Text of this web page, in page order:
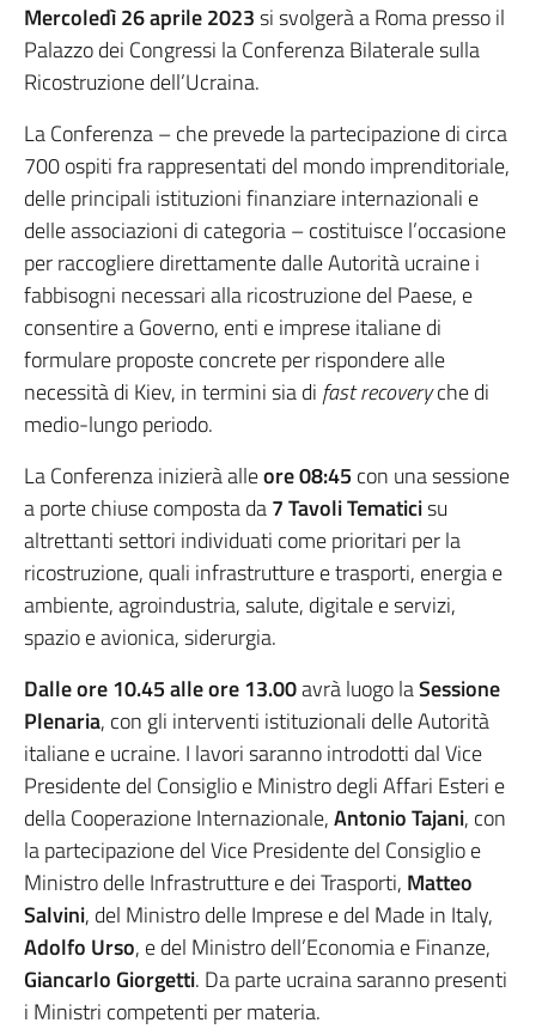
Mercoledì 26 aprile 2023si svolgerà a Roma presso il
Palazzo dei Congressi la Conferenza Bilaterale sulla
Ricostruzione dell’Ucraina.
La Conferenza – che prevede la partecipazione di circa
700 ospiti fra rappresentati del mondo imprenditoriale,
delle principali istituzioni finanziare internazionali e
delle associazioni di categoria – costituisce l’occasione
per raccogliere direttamente dalle Autorità ucraine i
fabbisogni necessari alla ricostruzione del Paese, e
consentire a Governo, enti e imprese italiane di
formulare proposte concrete per rispondere alle
necessità di Kiev, in termini sia di fast recoveryche di
medio-lungo periodo.
La Conferenza inizierà alleore 08:45 con una sessione
a porte chiuse composta da7 Tavoli Tematicisu
altrettanti settori individuati come prioritari per la
ricostruzione, quali infrastrutture e trasporti, energia e
ambiente, agroindustria, salute, digitale e servizi,
spazio e avionica, siderurgia.
Dalle ore 10.45 alle ore 13.00avrà luogo laSessione
Plenaria, con gli interventi istituzionali delle Autorità
italiane e ucraine. I lavori saranno introdotti dal Vice
Presidente del Consiglio e Ministro degli Affari Esteri e
della Cooperazione Internazionale,Antonio Tajani, con
la partecipazione del Vice Presidente del Consiglio e
Ministro delle Infrastrutture e dei Trasporti, Matteo
Salvini, del Ministro delle Imprese e del Made in Italy,
Adolfo Urso, e del Ministro dell’Economia e Finanze,
Giancarlo Giorgetti. Da parte ucraina saranno presenti
i Ministri competenti per materia.